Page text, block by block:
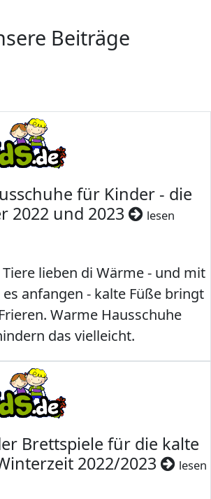
Beiträge
für Kinder - die
2022 und 2023
lesen
lieben di Wärme - und mit
anfangen - kalte Füße bringt
Warme Hausschuhe
das vielleicht.
Brettspiele für die kalte
2022/2023
lesen